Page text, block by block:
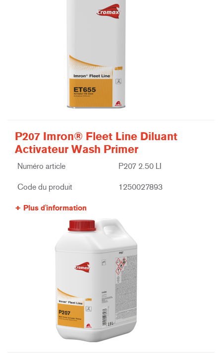
P207 Imron® Fleet Line Diluant
Activateur Wash Primer
Numéro article P207 2.50 LI
Code du produit 1250027893
Plus d'information